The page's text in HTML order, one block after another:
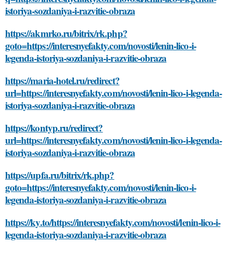
istoriya-sozdaniya-i-razvitie-obraza
https://akmrko.ru/bitrix/rk.php?
goto=https://interesnyefakty.com/novosti/lenin-lico-i-
legenda-istoriya-sozdaniya-i-razvitie-obraza
https://maria-hotel.ru/redirect?
url=https://interesnyefakty.com/novosti/lenin-lico-i-legenda-
istoriya-sozdaniya-i-razvitie-obraza
https://kontyp.ru/redirect?
url=https://interesnyefakty.com/novosti/lenin-lico-i-legenda-
istoriya-sozdaniya-i-razvitie-obraza
https://upfa.ru/bitrix/rk.php?
goto=https://interesnyefakty.com/novosti/lenin-lico-i-
legenda-istoriya-sozdaniya-i-razvitie-obraza
https://ky.to/https://interesnyefakty.com/novosti/lenin-lico-i-
legenda-istoriya-sozdaniya-i-razvitie-obraza